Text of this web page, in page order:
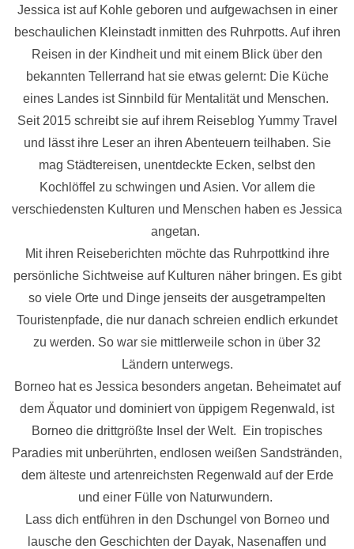
Jessica ist auf Kohle geboren und aufgewachsen in einer
beschaulichen Kleinstadt inmitten des Ruhrpotts. Auf ihren
Reisen in der Kindheit und mit einem Blick über den
bekannten Tellerrand hat sie etwas gelernt: Die Küche
eines Landes ist Sinnbild für Mentalität und Menschen.
Seit 2015 schreibt sie auf ihrem Reiseblog Yummy Travel
und lässt ihre Leser an ihren Abenteuern teilhaben. Sie
mag Städtereisen, unentdeckte Ecken, selbst den
Kochlöffel zu schwingen und Asien. Vor allem die
verschiedensten Kulturen und Menschen haben es Jessica
angetan.
Mit ihren Reiseberichten möchte das Ruhrpottkind ihre
persönliche Sichtweise auf Kulturen näher bringen. Es gibt
so viele Orte und Dinge jenseits der ausgetrampelten
Touristenpfade, die nur danach schreien endlich erkundet
zu werden. So war sie mittlerweile schon in über 32
Ländern unterwegs.
Borneo hat es Jessica besonders angetan. Beheimatet auf
dem Äquator und dominiert von üppigem Regenwald, ist
Borneo die drittgrößte Insel der Welt. Ein tropisches
Paradies mit unberührten, endlosen weißen Sandstränden,
dem älteste und artenreichsten Regenwald auf der Erde
und einer Fülle von Naturwundern.
Lass dich entführen in den Dschungel von Borneo und
lausche den Geschichten der Dayak, Nasenaffen und